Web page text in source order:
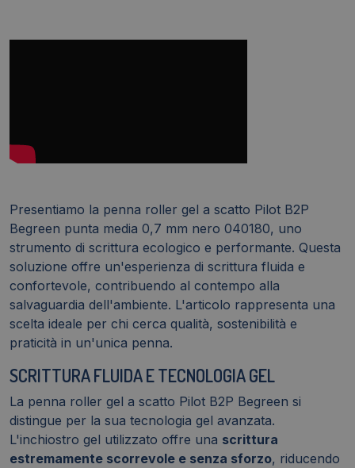
Presentiamo la penna roller gel a scatto Pilot B2P
Begreen punta media 0,7 mm nero 040180, uno
strumento di scrittura ecologico e performante. Questa
soluzione offre un'esperienza di scrittura fluida e
confortevole, contribuendo al contempo alla
salvaguardia dell'ambiente. L'articolo rappresenta una
scelta ideale per chi cerca qualità, sostenibilità e
praticità in un'unica penna.
SCRITTURA FLUIDA E TECNOLOGIA GEL
La penna roller gel a scatto Pilot B2P Begreen si
distingue per la sua tecnologia gel avanzata.
L'inchiostro gel utilizzato offre una scrittura
estremamente scorrevole e senza sforzo, riducendo